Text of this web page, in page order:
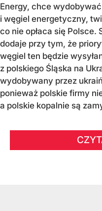
Energy, chce
i węgiel energetyczny,
co nie opłaca się
dodaje przy tym, że
węgiel ten będzie
z polskiego Śląska na
wydobywany przez
ponieważ polskie firmy
a polskie kopalnie są